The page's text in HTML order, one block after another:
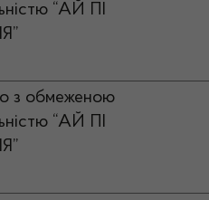
“АЙ ПІ
з обмеженою
“АЙ ПІ